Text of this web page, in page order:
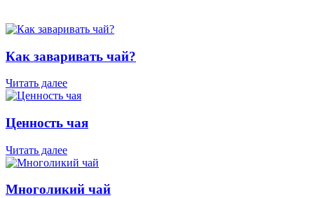
Как заваривать чай?
Читать далее
Ценность чая
Читать далее
Многоликий чай